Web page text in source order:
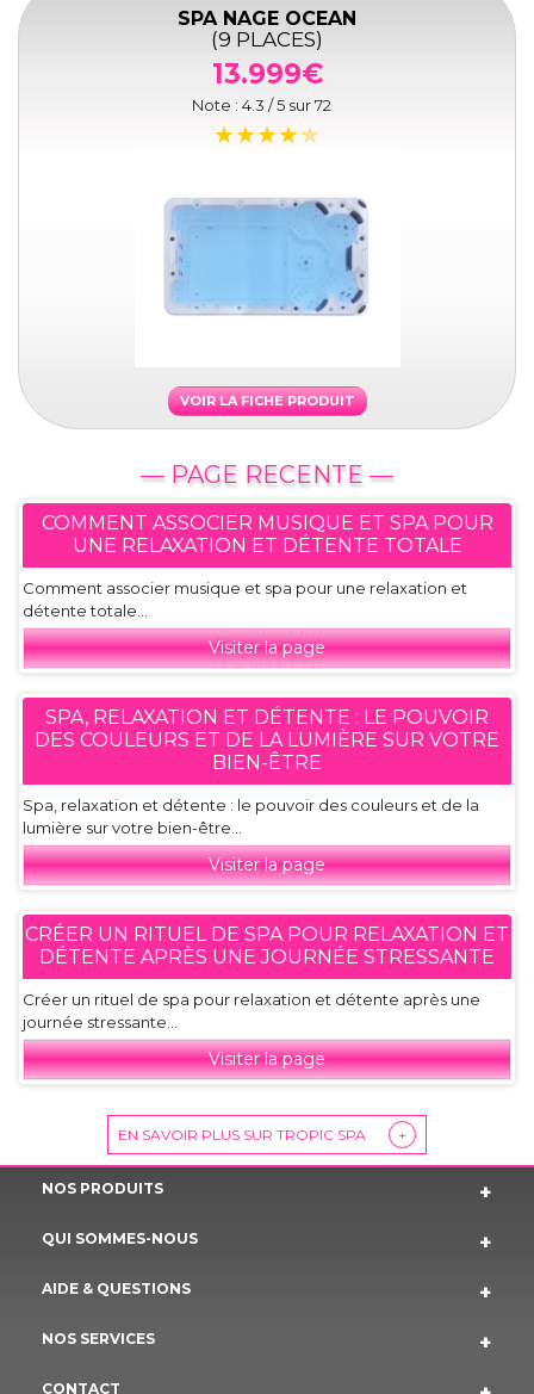
SPA NAGE OCEAN
(9 PLACES)
13.999€
Note : 4.3 / 5 sur72
VOIR LA FICHE PRODUIT
— PAGE RECENTE —
COMMENT ASSOCIER MUSIQUE ET SPA POUR
UNE RELAXATION ET DÉTENTE TOTALE
Comment associer musique et spa pour une relaxation et
détente totale...
Visiter la page
SPA, RELAXATION ET DÉTENTE : LE POUVOIR
DES COULEURS ET DE LA LUMIÈRE SUR VOTRE
BIEN-ÊTRE
Spa, relaxation et détente : le pouvoir des couleurs et de la
lumière sur votre bien-être...
Visiter la page
CRÉER UN RITUEL DE SPA POUR RELAXATION ET
DÉTENTE APRÈS UNE JOURNÉE STRESSANTE
Créer un rituel de spa pour relaxation et détente après une
journée stressante...
Visiter la page
EN SAVOIR PLUS SUR TROPIC SPA +
NOS PRODUITS
QUI SOMMES-NOUS
AIDE & QUESTIONS
NOS SERVICES
CONTACT